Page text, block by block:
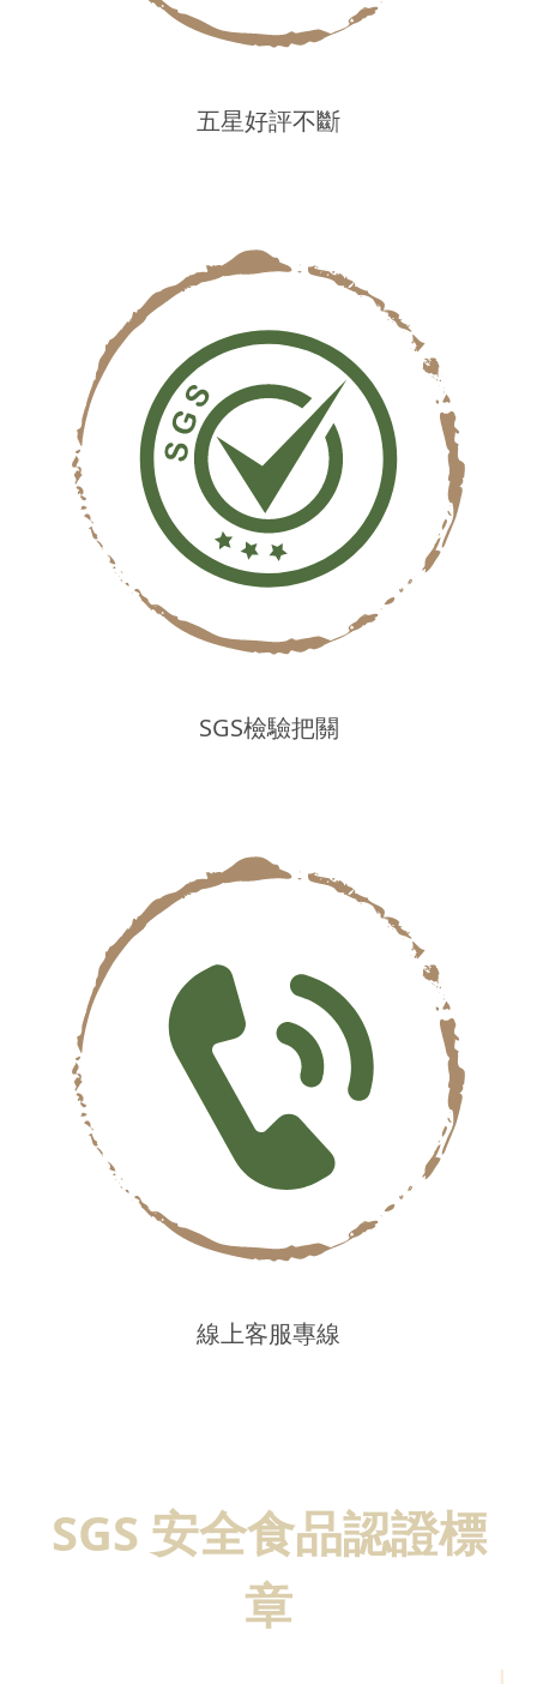
五星好評不斷
SGS檢驗把關
線上客服專線
SGS 安全食品認證標
章